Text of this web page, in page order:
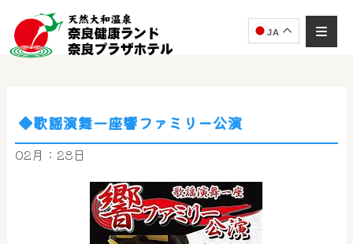
JA
◆歌謡演舞一座響ファミリー公演
02月：28日